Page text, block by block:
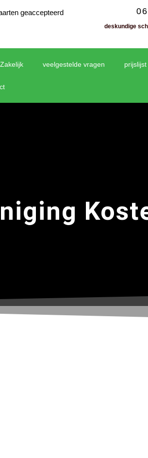
geaccepteerd
deskundige
Zakelijk veelgestelde vragen prijslijst